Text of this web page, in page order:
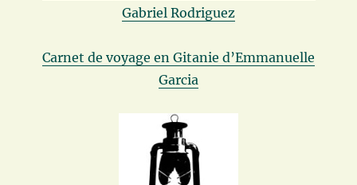
Gabriel Rodriguez
Carnet de voyage en Gitanie d’Emmanuelle
Garcia